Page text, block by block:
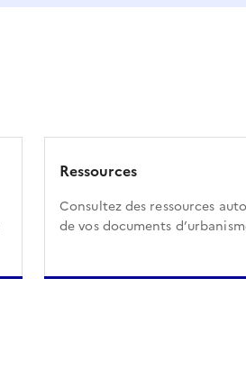
Ressources
Consultez des ressources
de vos documents